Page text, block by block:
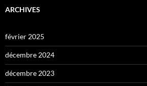
ARCHIVES
février 2025
décembre 2024
décembre 2023